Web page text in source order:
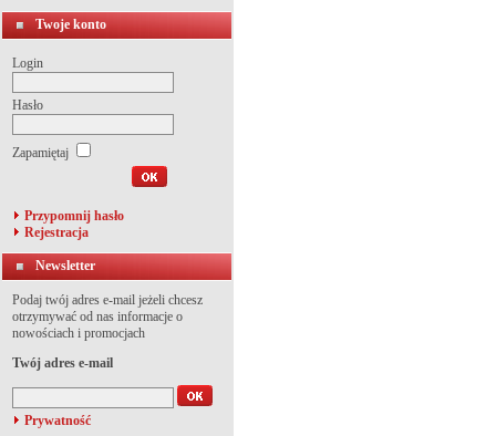
Twoje konto
Login
Hasło
Zapamiętaj
Przypomnij hasło
Rejestracja
Newsletter
Podaj twój adres e-mail jeżeli chcesz
otrzymywać od nas informacje o
nowościach i promocjach
Twój adres e-mail
Prywatność